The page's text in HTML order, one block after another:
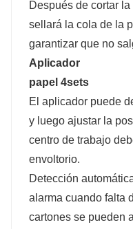
Después de cortar
sellará la cola de la
garantizar que no
Aplicador
papel 4sets
El aplicador puede
y luego ajustar la
centro de trabajo
envoltorio.
Detección
alarma cuando falta
cartones se pueden